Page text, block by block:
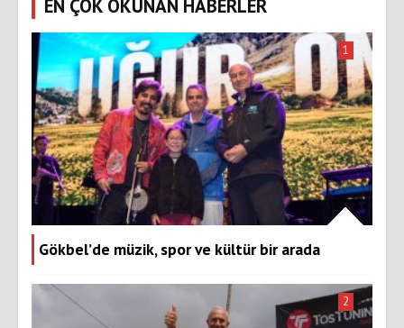
EN ÇOK OKUNAN HABERLER
Gökbel’de müzik, spor ve kültür bir arada
1
2